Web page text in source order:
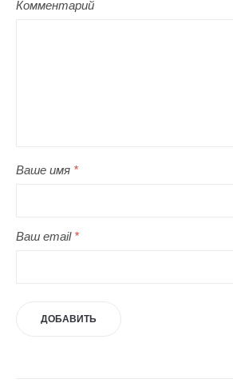
Комментарий
Ваше имя *
Ваш email *